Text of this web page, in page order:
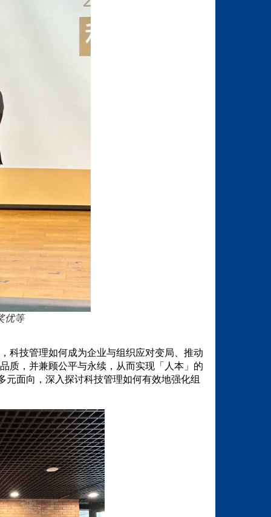
优等
科技管理如何成为企业与组织应对变局、推动
质，并兼顾公平与永续，从而实现「人本」的
面向，深入探讨科技管理如何有效地强化组